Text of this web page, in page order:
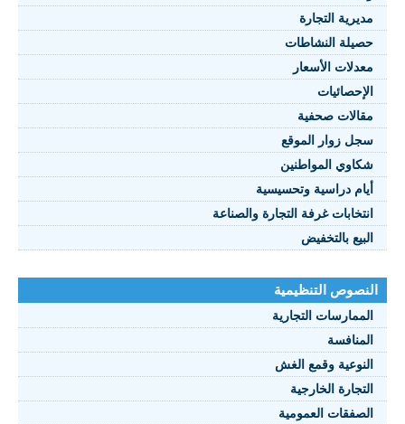
النصوص 2021
FRANÇAIS
مديرية التجارة
حصيلة النشاطات
معدلات الأسعار
الإحصائيات
مقالات صحفية
سجل زوار الموقع
شكاوي المواطنين
أيام دراسية وتحسيسية
انتخابات غرفة التجارة والصناعة
البيع بالتخفيض
النصوص التنظيمية
الممارسات التجارية
المنافسة
النوعية وقمع الغش
التجارة الخارجية
الصفقات العمومية